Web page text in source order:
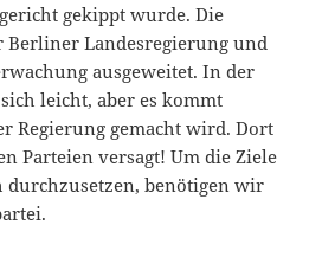
gekippt wurde. Die
Landesregierung und
ausgeweitet. In der
leicht, aber es kommt
Regierung gemacht wird. Dort
Parteien versagt! Um die Ziele
benötigen wir